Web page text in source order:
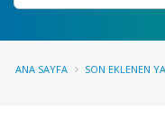
ANA SAYFA SON EKLENEN